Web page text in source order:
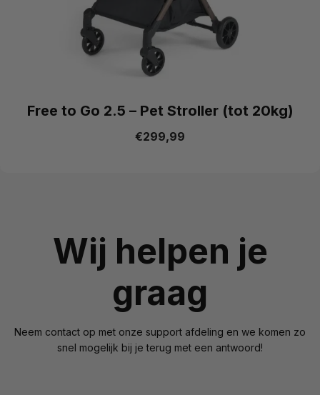
Free to Go 2.5 – Pet Stroller (tot 20kg)
€299,99
Wij helpen je
graag
Neem contact op met onze support afdeling en we komen zo
snel mogelijk bij je terug met een antwoord!